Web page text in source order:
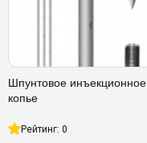
Шпунтовое инъекционное
копье
Рейтинг: 0